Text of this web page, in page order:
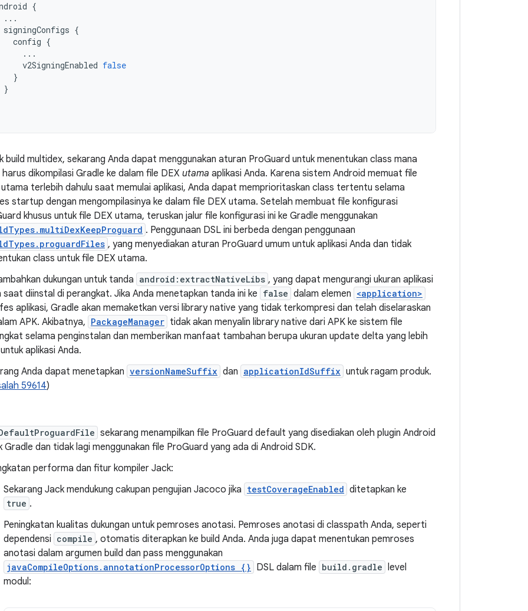
{
...
signingConfigs {
config {
...
v2SigningEnabled false
}
}
build multidex, sekarang Anda dapat menggunakan aturan ProGuard untuk menentukan class mana
harus dikompilasi Gradle ke dalam file DEX utama aplikasi Anda. Karena sistem Android memuat file
utama terlebih dahulu saat memulai aplikasi, Anda dapat memprioritaskan class tertentu selama
startup dengan mengompilasinya ke dalam file DEX utama. Setelah membuat file konfigurasi
khusus untuk file DEX utama, teruskan jalur file konfigurasi ini ke Gradle menggunakan
. Penggunaan DSL ini berbeda dengan penggunaan
, yang menyediakan aturan ProGuard umum untuk aplikasi Anda dan tidak
class untuk file DEX utama.
dukungan untuk tanda android:extractNativeLibs , yang dapat mengurangi ukuran aplikasi
saat diinstal di perangkat. Jika Anda menetapkan tanda ini ke false dalam elemen <application>
aplikasi, Gradle akan memaketkan versi library native yang tidak terkompresi dan telah diselaraskan
APK. Akibatnya, PackageManager tidak akan menyalin library native dari APK ke sistem file
selama penginstalan dan memberikan manfaat tambahan berupa ukuran update delta yang lebih
aplikasi Anda.
Anda dapat menetapkan versionNameSuffix dan applicationIdSuffix untuk ragam produk.
59614)
sekarang menampilkan file ProGuard default yang disediakan oleh plugin Android
Gradle dan tidak lagi menggunakan file ProGuard yang ada di Android SDK.
performa dan fitur kompiler Jack:
Sekarang Jack mendukung cakupan pengujian Jacoco jika testCoverageEnabled ditetapkan ke
true .
Peningkatan kualitas dukungan untuk pemroses anotasi. Pemroses anotasi di classpath Anda, seperti
dependensi compile , otomatis diterapkan ke build Anda. Anda juga dapat menentukan pemroses
anotasi dalam argumen build dan pass menggunakan
javaCompileOptions.annotationProcessorOptions {} DSL dalam file build.gradle level
modul: